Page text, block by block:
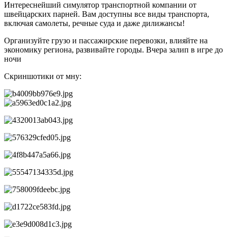
Интереснейший симулятор транспортной компании от
швейцарских парней. Вам доступны все виды транспорта,
включая самолеты, речные суда и даже дилижансы!
Организуйте грузо и пассажирские перевозки, влияйте на
экономику региона, развивайте городы. Вчера залип в игре до
ночи
Скриншотики от мну: